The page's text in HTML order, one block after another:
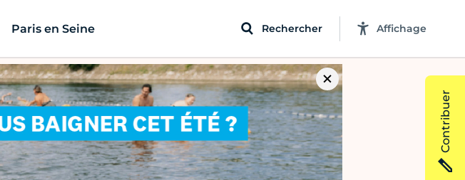
Paris en Seine Rechercher Affichage
Contribuer